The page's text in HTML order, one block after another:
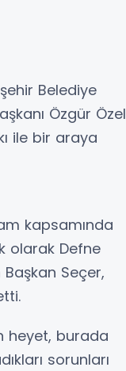
Belediye
Özgür Özel
ile bir araya
kapsamında
olarak Defne
Seçer,
heyet, burada
sorunları